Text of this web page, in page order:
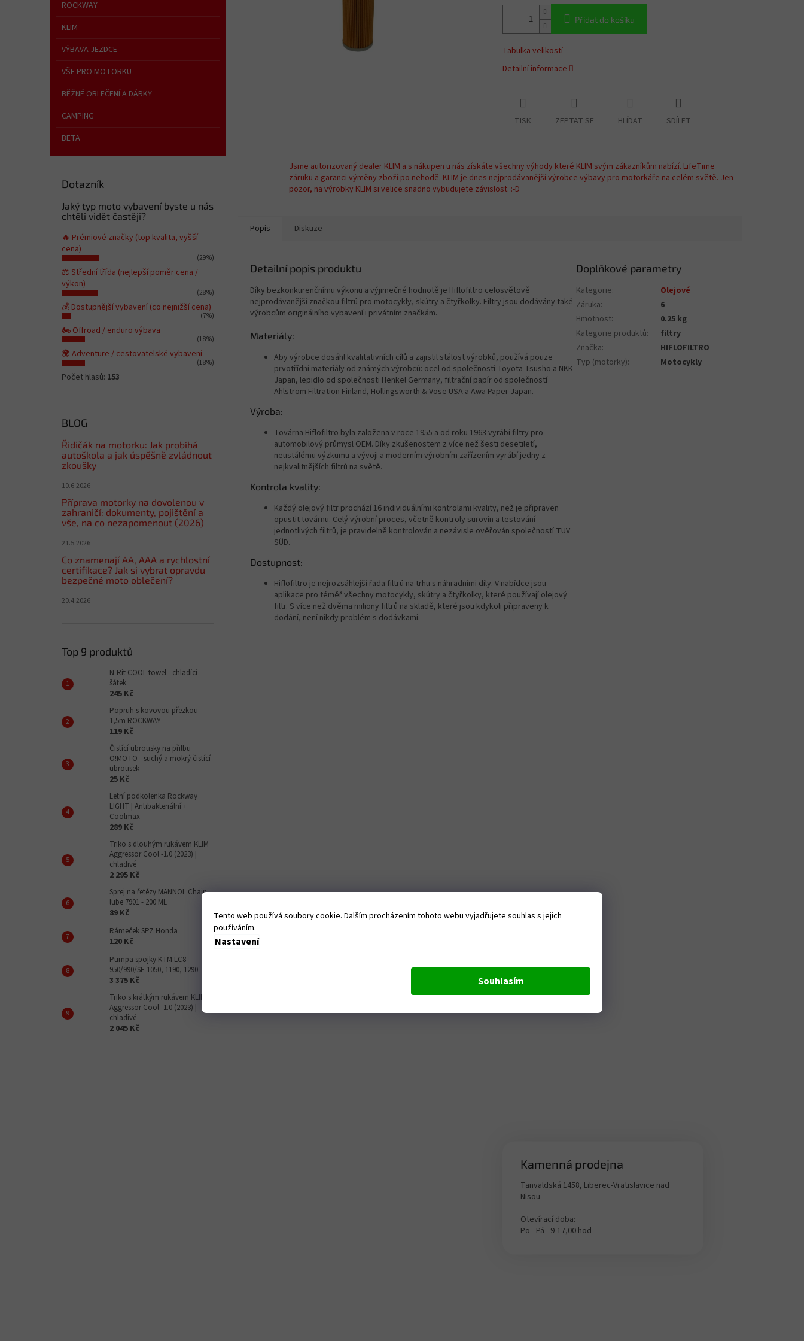
Tento web používá soubory cookie. Dalším procházením tohoto webu vyjadřujete souhlas s jejich
používáním.
Nastavení
Souhlasím
ROCKWAY
KLIM
VÝBAVA JEZDCE
VŠE PRO MOTORKU
BĚŽNÉ OBLEČENÍ A DÁRKY
CAMPING
BETA
Dotazník
Jaký typ moto vybavení byste u nás
chtěli vidět častěji?
🔥 Prémiové značky (top kvalita, vyšší
cena)
(29%)
⚖️ Střední třída (nejlepší poměr cena /
výkon)
(28%)
💰 Dostupnější vybavení (co nejnižší cena)
(7%)
🏍️ Offroad / enduro výbava
(18%)
🌍 Adventure / cestovatelské vybavení
(18%)
Počet hlasů: 153
BLOG
Řidičák na motorku: Jak probíhá
autoškola a jak úspěšně zvládnout
zkoušky
10.6.2026
Příprava motorky na dovolenou v
zahraničí: dokumenty, pojištění a
vše, na co nezapomenout (2026)
21.5.2026
Co znamenají AA, AAA a rychlostní
certifikace? Jak si vybrat opravdu
bezpečné moto oblečení?
20.4.2026
Top 9 produktů
N-Rit COOL towel - chladící
šátek
245 Kč
Popruh s kovovou přezkou
1,5m ROCKWAY
119 Kč
Čistící ubrousky na přilbu
O!MOTO - suchý a mokrý čistící
ubrousek
25 Kč
Letní podkolenka Rockway
LIGHT | Antibakteriální +
Coolmax
289 Kč
Triko s dlouhým rukávem KLIM
Aggressor Cool -1.0 (2023) |
chladivé
2 295 Kč
Sprej na řetězy MANNOL Chain
lube 7901 - 200 ML
89 Kč
Rámeček SPZ Honda
120 Kč
Pumpa spojky KTM LC8
950/990/SE 1050, 1190, 1290
3 375 Kč
Triko s krátkým rukávem KLIM
Aggressor Cool -1.0 (2023) |
chladivé
2 045 Kč
Přidat do košíku
Tabulka velikostí
Detailní informace
TISK ZEPTAT SE HLÍDAT SDÍLET
Jsme autorizovaný dealer KLIM a s nákupen u nás získáte všechny výhody které KLIM svým zákazníkům nabízí. LifeTime
záruku a garanci výměny zboží po nehodě. KLIM je dnes nejprodávanější výrobce výbavy pro motorkáře na celém světě. Jen
pozor, na výrobky KLIM si velice snadno vybudujete závislost. :-D
Popis Diskuze
Detailní popis produktu
Díky bezkonkurenčnímu výkonu a výjimečné hodnotě je Hiflofiltro celosvětově
nejprodávanější značkou filtrů pro motocykly, skútry a čtyřkolky. Filtry jsou dodávány také
výrobcům originálního vybavení i privátním značkám.
Materiály:
Aby výrobce dosáhl kvalitativních cílů a zajistil stálost výrobků, používá pouze
prvotřídní materiály od známých výrobců: ocel od společností Toyota Tsusho a NKK
Japan, lepidlo od společnosti Henkel Germany, filtrační papír od společností
Ahlstrom Filtration Finland, Hollingsworth & Vose USA a Awa Paper Japan.
Výroba:
Továrna Hiflofiltro byla založena v roce 1955 a od roku 1963 vyrábí filtry pro
automobilový průmysl OEM. Díky zkušenostem z více než šesti desetiletí,
neustálému výzkumu a vývoji a moderním výrobním zařízením vyrábí jedny z
nejkvalitnějších filtrů na světě.
Kontrola kvality:
Každý olejový filtr prochází 16 individuálními kontrolami kvality, než je připraven
opustit továrnu. Celý výrobní proces, včetně kontroly surovin a testování
jednotlivých filtrů, je pravidelně kontrolován a nezávisle ověřován společností TÜV
SÜD.
Dostupnost:
Hiflofiltro je nejrozsáhlejší řada filtrů na trhu s náhradními díly. V nabídce jsou
aplikace pro téměř všechny motocykly, skútry a čtyřkolky, které používají olejový
filtr. S více než dvěma miliony filtrů na skladě, které jsou kdykoli připraveny k
dodání, není nikdy problém s dodávkami.
Doplňkové parametry
Kategorie:
Olejové
Záruka:
6
Hmotnost:
0.25 kg
Kategorie produktů:
filtry
Značka:
HIFLOFILTRO
Typ (motorky): Motocykly
Kamenná prodejna
Tanvaldská 1458, Liberec-Vratislavice nad
Nisou
Otevírací doba:
Po - Pá - 9-17,00 hod